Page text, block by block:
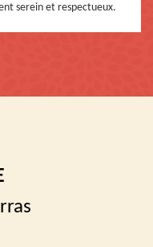
serein et respectueux.